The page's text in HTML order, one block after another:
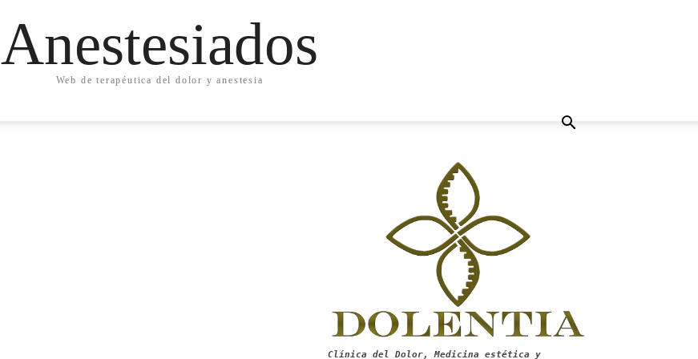
Anestesiados
Web de terapéutica del dolor y anestesia
Clínica del Dolor, Medicina estética y